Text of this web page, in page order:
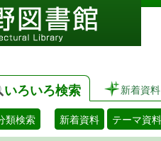
いろいろ検索 新着資料
類検索 新着資料 テーマ資料